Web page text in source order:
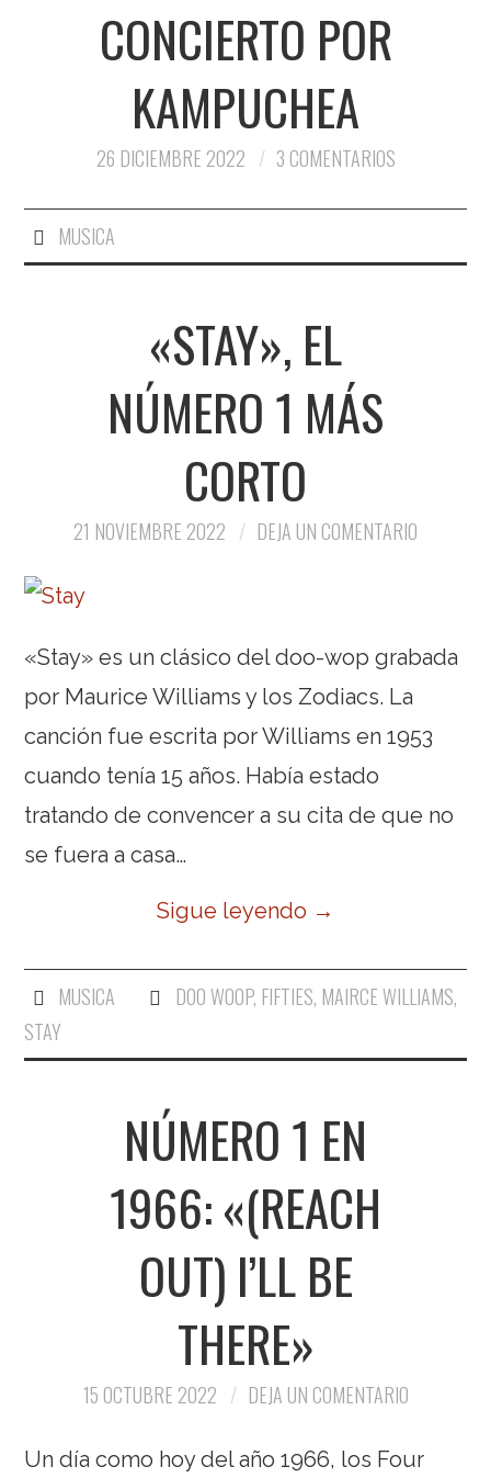
CONCIERTO POR
KAMPUCHEA
26 DICIEMBRE 2022 3 COMENTARIOS
MUSICA
«STAY», EL
NÚMERO 1 MÁS
CORTO
21 NOVIEMBRE 2022 DEJA UN COMENTARIO
«Stay» es un clásico del doo-wop grabada
por Maurice Williams y los Zodiacs. La
canción fue escrita por Williams en 1953
cuando tenía 15 años. Había estado
tratando de convencer a su cita de que no
se fuera a casa…
Sigue leyendo →
MUSICA DOO WOOP, FIFTIES, MAIRCE WILLIAMS,
STAY
NÚMERO 1 EN
1966: «(REACH
OUT) I’LL BE
THERE»
15 OCTUBRE 2022 DEJA UN COMENTARIO
Un día como hoy del año 1966, los Four